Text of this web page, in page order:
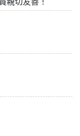
親切友善！